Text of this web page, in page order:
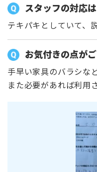
スタッフの対応
テキパキとしていて、
お気付きの点が
手早い家具のバラシな
また必要があれば利用